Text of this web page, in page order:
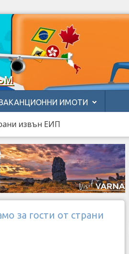
ИМОТИ
извън ЕИП
за гости от страни